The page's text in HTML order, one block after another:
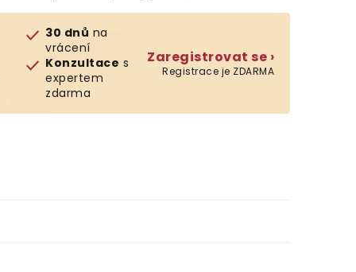
30 dnů na
vrácení
Konzultace s
expertem
zdarma
Zaregistrovat se ›
Registrace je ZDARMA